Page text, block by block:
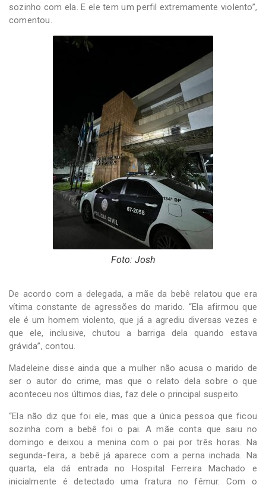
sozinho com ela. E ele tem um perfil extremamente violento”,
comentou.
Foto: Josh
De acordo com a delegada, a mãe da bebê relatou que era
vítima constante de agressões do marido. “Ela afirmou que
ele é um homem violento, que já a agrediu diversas vezes e
que ele, inclusive, chutou a barriga dela quando estava
grávida”, contou.
Madeleine disse ainda que a mulher não acusa o marido de
ser o autor do crime, mas que o relato dela sobre o que
aconteceu nos últimos dias, faz dele o principal suspeito.
“Ela não diz que foi ele, mas que a única pessoa que ficou
sozinha com a bebê foi o pai. A mãe conta que saiu no
domingo e deixou a menina com o pai por três horas. Na
segunda-feira, a bebê já aparece com a perna inchada. Na
quarta, ela dá entrada no Hospital Ferreira Machado e
inicialmente é detectado uma fratura no fêmur. Com o